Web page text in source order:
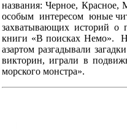
названия: Черное,
особым интересом юные
захватывающих историй
книги «В поисках Немо».
азартом разгадывали
викторин, играли в
морского монстра».